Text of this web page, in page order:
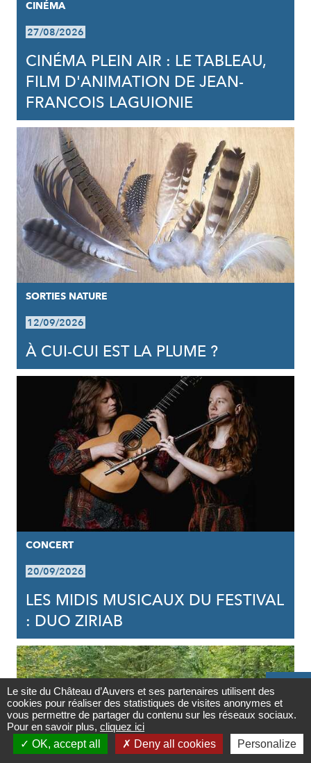
Contact

Newsletter
CINÉMA
27/08/2026
CINÉMA PLEIN AIR : LE TABLEAU,
FILM D'ANIMATION DE JEAN-
FRANCOIS LAGUIONIE
SORTIES NATURE
12/09/2026
À CUI-CUI EST LA PLUME ?
CONCERT
20/09/2026
LES MIDIS MUSICAUX DU FESTIVAL
: DUO ZIRIAB
Le site du Château d’Auvers et ses partenaires utilisent des
cookies pour réaliser des statistiques de visites anonymes et
vous permettre de partager du contenu sur les réseaux sociaux.
Pour en savoir plus, cliquez ici
OK, accept all
Deny all cookies Personalize